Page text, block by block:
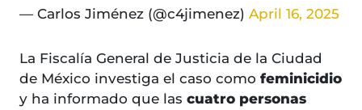
— Carlos Jiménez (@c4jimenez) April 16, 2025
La Fiscalía General de Justicia de la Ciudad
de México investiga el caso como feminicidio
y ha informado que las cuatro personas